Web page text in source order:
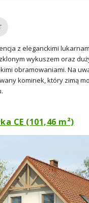
z eleganckimi
wykuszem oraz
obramowaniami. Na
kominek, który zimą
CE (101,46 m²)